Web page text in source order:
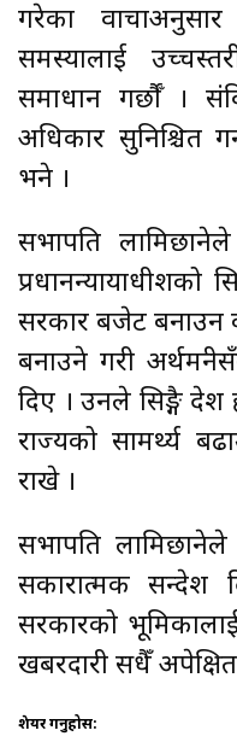
गरेका
समस्यालाई
समाधान गर्छौँ ।
अधिकार सुनिश्चित
भने ।
सभापति
सरकार बजेट बनाउन
बनाउने गरी
दिए । उनले सिङ्गै देश
राज्यको सामर्थ्य
राखे ।
सभापति
सकारात्मक सन्देश
सरकारको
खबरदारी सधैँ
शेयर गर्नुहोस: